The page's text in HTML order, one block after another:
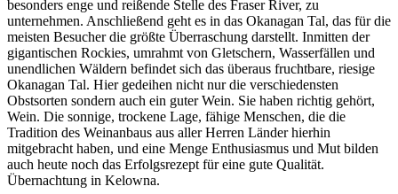
besonders enge und reißende Stelle des Fraser River, zu
unternehmen. Anschließend geht es in das Okanagan Tal, das für die
meisten Besucher die größte Überraschung darstellt. Inmitten der
gigantischen Rockies, umrahmt von Gletschern, Wasserfällen und
unendlichen Wäldern befindet sich das überaus fruchtbare, riesige
Okanagan Tal. Hier gedeihen nicht nur die verschiedensten
Obstsorten sondern auch ein guter Wein. Sie haben richtig gehört,
Wein. Die sonnige, trockene Lage, fähige Menschen, die die
Tradition des Weinanbaus aus aller Herren Länder hierhin
mitgebracht haben, und eine Menge Enthusiasmus und Mut bilden
auch heute noch das Erfolgsrezept für eine gute Qualität.
Übernachtung in Kelowna.